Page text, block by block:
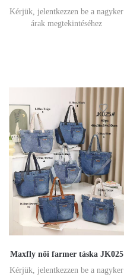
Kérjük, jelentkezzen be a nagyker
árak megtekintéséhez
Maxfly női farmer táska JK025
Kérjük, jelentkezzen be a nagyker